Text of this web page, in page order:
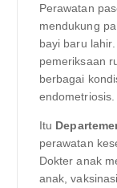
Perawatan
mendukung
bayi baru
pemeriksaan
berbagai
endometriosis.
Itu
perawatan
Dokter anak
anak,